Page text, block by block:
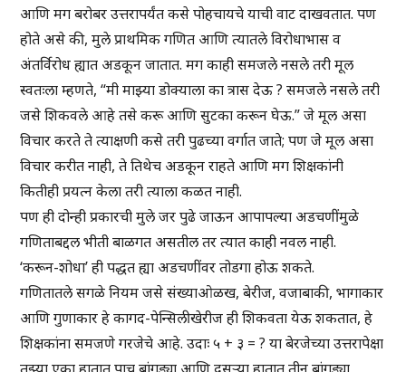
आणि मग बरोबर उत्तरापर्यंत कसे पोहचायचे याची वाट दाखवतात. पण
होते असे की, मुले प्राथमिक गणित आणि त्यातले विरोधाभास व
अंतर्विरोध ह्यात अडकून जातात. मग काही समजले नसले तरी मूल
स्वतःला म्हणते, “मी माझ्या डोक्याला का त्रास देऊ ? समजले नसले तरी
जसे शिकवले आहे तसे करू आणि सुटका करून घेऊ.” जे मूल असा
विचार करते ते त्याक्षणी कसे तरी पुढच्या वर्गात जाते; पण जे मूल असा
विचार करीत नाही, ते तिथेच अडकून राहते आणि मग शिक्षकांनी
कितीही प्रयत्न केला तरी त्याला कळत नाही.
पण ही दोन्ही प्रकारची मुले जर पुढे जाऊन आपापल्या अडचणींमुळे
गणिताबद्दल भीती बाळगत असतील तर त्यात काही नवल नाही.
‘करून-शोधा’ ही पद्धत ह्या अडचणींवर तोडगा होऊ शकते.
गणितातले सगळे नियम जसे संख्याओळख, बेरीज, वजाबाकी, भागाकार
आणि गुणाकार हे कागद-पेन्सिलीखेरीज ही शिकवता येऊ शकतात, हे
शिक्षकांना समजणे गरजेचे आहे. उदाः ५ + ३ = ? या बेरजेच्या उत्तरापेक्षा